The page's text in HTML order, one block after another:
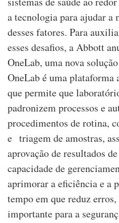
a tecnologia para ajudar
desses fatores. Para
esses desafios, a Abbott
OneLab, uma nova
OneLab é uma plataforma
que permite que
padronizem processos e
procedimentos de rotina,
e triagem de amostras,
aprovação de resultados
capacidade de
aprimorar a eficiência e a
tempo em que reduz
importante para a